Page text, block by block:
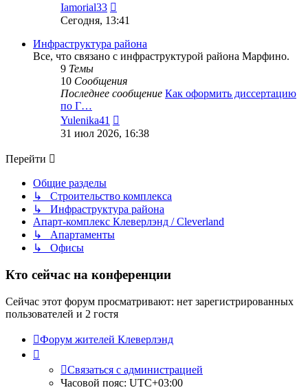
Iamorial33
к
сообщению
Сегодня, 13:41
Инфраструктура района
Все, что связано с инфраструктурой района Марфино.
9 Темы
10 Сообщения
Последнее сообщение Как оформить диссертацию
по Г…
Yulenika41
31 июл 2026, 16:38
Перейти
Общие разделы
↳ Строительство комплекса
↳ Инфраструктура района
Апарт-комплекс Клеверлэнд / Cleverland
↳ Апартаменты
↳ Офисы
Кто сейчас на конференции
Сейчас этот форум просматривают: нет зарегистрированных
пользователей и 2 гостя
Форум жителей Клеверлэнд
Связаться с администрацией
Часовой пояс: UTC+03:00